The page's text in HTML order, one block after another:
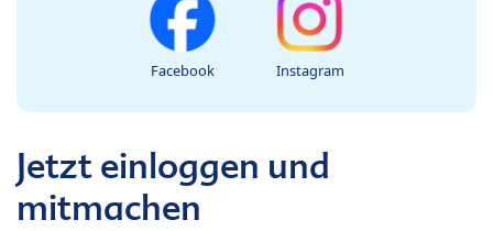
Facebook Instagram
Jetzt einloggen und
mitmachen